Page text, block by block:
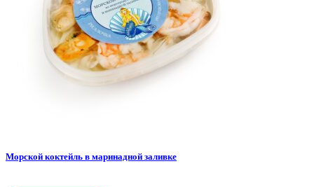
Морской коктейль в маринадной заливке